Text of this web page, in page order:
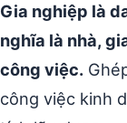
Gia nghiệp là
nghĩa là nhà,
công việc.
công việc kinh